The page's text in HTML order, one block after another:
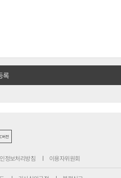
버전
정보처리방침 이용자위원회